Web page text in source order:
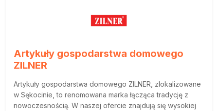
Artykuły gospodarstwa domowego
ZILNER
Artykuły gospodarstwa domowego ZILNER, zlokalizowane
w Sękocinie, to renomowana marka łącząca tradycję z
nowoczesnością. W naszej ofercie znajdują się wysokiej